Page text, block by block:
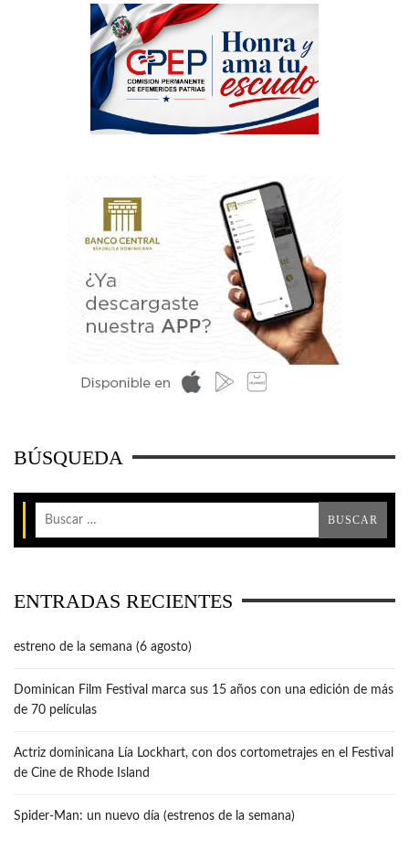
BÚSQUEDA
ENTRADAS RECIENTES
estreno de la semana (6 agosto)
Dominican Film Festival marca sus 15 años con una edición de más
de 70 películas
Actriz dominicana Lía Lockhart, con dos cortometrajes en el Festival
de Cine de Rhode Island
Spider-Man: un nuevo día (estrenos de la semana)